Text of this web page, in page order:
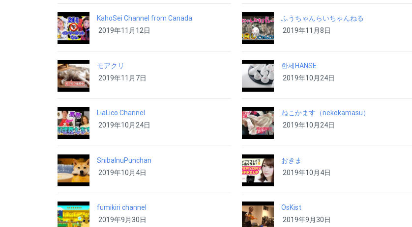
KahoSei Channel from Canada
2019年11月12日
ふうちゃんらいちゃんねる
2019年11月8日
モアクリ
2019年11月7日
한세HANSE
2019年10月24日
LiaLico Channel
2019年10月24日
ねこかます（nekokamasu）
2019年10月24日
ShibaInuPunchan
2019年10月4日
おきま
2019年10月4日
fumikiri channel
2019年9月30日
OsKist
2019年9月30日